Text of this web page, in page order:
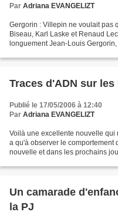
Par Adriana EVANGELIZT
Gergorin : Villepin ne voulait pas
Biseau, Karl Laske et Renaud
longuement Jean-Louis
Traces d'ADN sur
Publié le 17/05/2006 à 12:40
Par Adriana EVANGELIZT
Voilà une excellente nouvelle qui
a qu'à observer le comportement
nouvelle et dans les prochains
Un camarade
la PJ